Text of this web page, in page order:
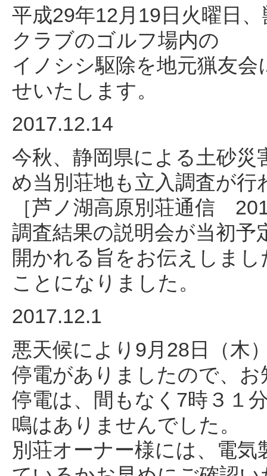
平成29年12月19日火曜日
クラブのゴルフ場内の
イノシシ駆除を地元猟友
せいたします。
2017.12.14
今秋、静岡県による土砂
め当別荘地も立入調査が行
［芦ノ湖高原別荘通信
調査結果の説明会が当初予
開かれる旨をお伝えしま
ことになりました。
2017.12.1
悪天候により9月28日（木
停電がありましたので、
停電は、間もなく7時３１
鳴はありませんでした。
別荘オーナー様には、電